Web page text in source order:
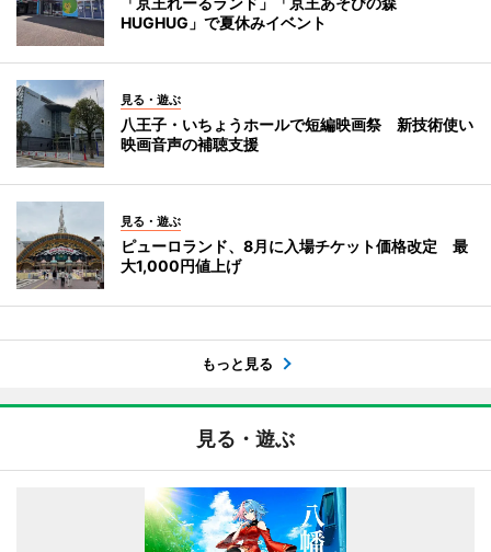
HUGHUG」で夏休みイベント
見る・遊ぶ
八王子・いちょうホールで短編映画祭 新技術使い
映画音声の補聴支援
見る・遊ぶ
ピューロランド、8月に入場チケット価格改定 最
大1,000円値上げ
もっと見る
見る・遊ぶ